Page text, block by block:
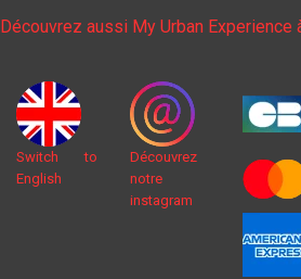
Découvrez aussi My Urban Experience
Switch to
English
Découvrez
notre
instagram